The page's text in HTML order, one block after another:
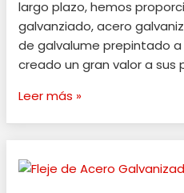
largo plazo, hemos
galvanziado, acero
de galvalume prepintado
creado un gran valor a sus
Leer más »
Fleje